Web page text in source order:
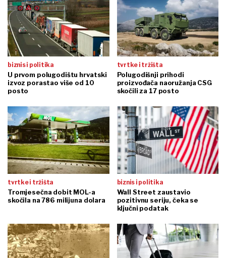
biznis i politika
U prvom polugodištu hrvatski
izvoz porastao više od 10
posto
tvrtke i tržišta
Polugodišnji prihodi
proizvođača naoružanja CSG
skočili za 17 posto
tvrtke i tržišta
Tromjesečna dobit MOL-a
skočila na 786 milijuna dolara
biznis i politika
Wall Street zaustavio
pozitivnu seriju, čeka se
ključni podatak